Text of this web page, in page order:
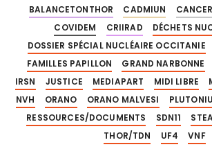
BALANCETONTHOR
CADMIUN CANCER
COVIDEM
CRIIRAD
DÉCHETS
DOSSIER SPÉCIAL NUCLÉAIRE OCCITANIE
FAMILLES PAPILLON
GRAND NARBONNE
IRSN
JUSTICE MEDIAPART MIDI LIBRE
NVH
ORANO ORANO MALVESI
RESSOURCES/DOCUMENTS
SDN11
THOR/TDN
UF4 VNF